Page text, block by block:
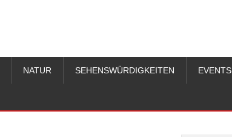
NATUR SEHENSWÜRDIGKEITEN EVENTS